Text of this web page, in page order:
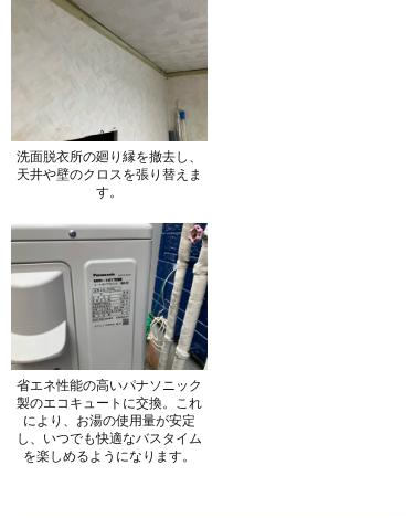
洗面脱衣所の廻り縁を撤去し、
天井や壁のクロスを張り替えま
す。
省エネ性能の高いパナソニック
製のエコキュートに交換。これ
により、お湯の使用量が安定
し、いつでも快適なバスタイム
を楽しめるようになります。